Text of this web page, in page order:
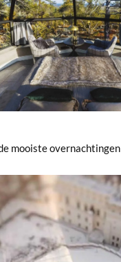
mooiste overnachtingen